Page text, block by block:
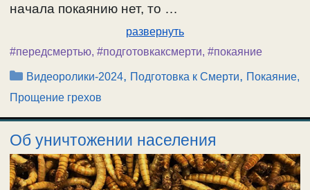
начала покаянию нет, то …
развернуть
#передсмертью, #подготовкаксмерти, #покаяние
Рубрики
Видеоролики-2024, Подготовка к Смерти, Покаяние,
Прощение грехов
Об уничтожении населения